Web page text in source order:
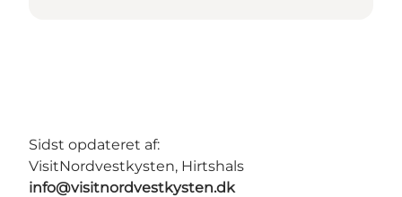
Sidst opdateret af:
VisitNordvestkysten, Hirtshals
info@visitnordvestkysten.dk